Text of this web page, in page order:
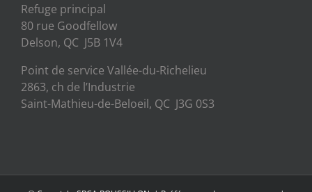
Refuge principal
80 rue Goodfellow
Delson, QC J5B 1V4
Point de service Vallée-du-Richelieu
2863, ch de l’Industrie
Saint-Mathieu-de-Beloeil, QC J3G 0S3